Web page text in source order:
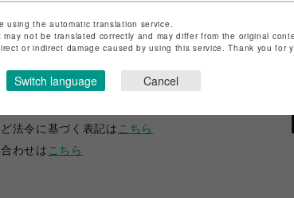
fantasy village
法令に基づく表記は こちら
わせは こちら
using the automatic translation service.
not be translated correctly and may differ from the original
or indirect damage caused by using this service. Thank you for
Switch language Cancel